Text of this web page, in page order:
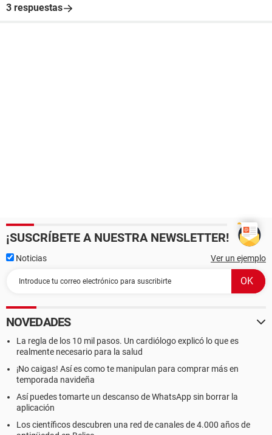
3 respuestas
¡SUSCRÍBETE A NUESTRA NEWSLETTER!
Noticias Ver un ejemplo
NOVEDADES
La regla de los 10 mil pasos. Un cardiólogo explicó lo que es
realmente necesario para la salud
¡No caigas! Así es como te manipulan para comprar más en
temporada navideña
Así puedes tomarte un descanso de WhatsApp sin borrar la
aplicación
Los científicos descubren una red de canales de 4.000 años de